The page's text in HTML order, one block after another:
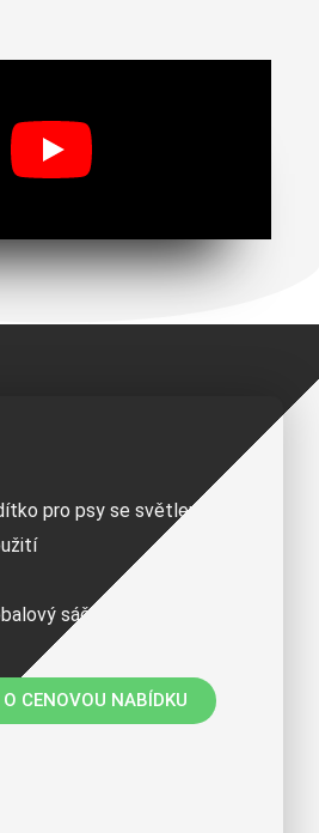
pro psy se světlem
sáček
CENOVOU NABÍDKU